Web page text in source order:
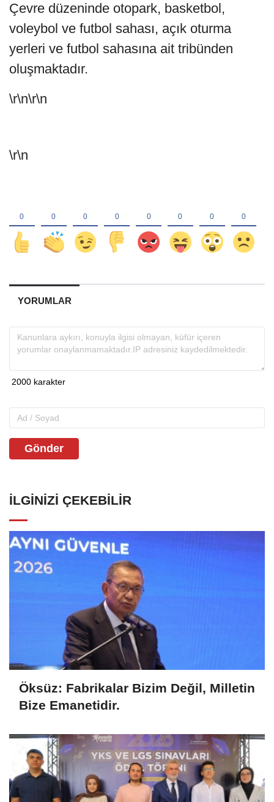
Çevre düzeninde otopark, basketbol,
voleybol ve futbol sahası, açık oturma
yerleri ve futbol sahasına ait tribünden
oluşmaktadır.
\r\n\r\n
\r\n
YORUMLAR
Gönder
İLGINIZI ÇEKEBILIR
Öksüz: Fabrikalar Bizim Değil, Milletin
Bize Emanetidir.